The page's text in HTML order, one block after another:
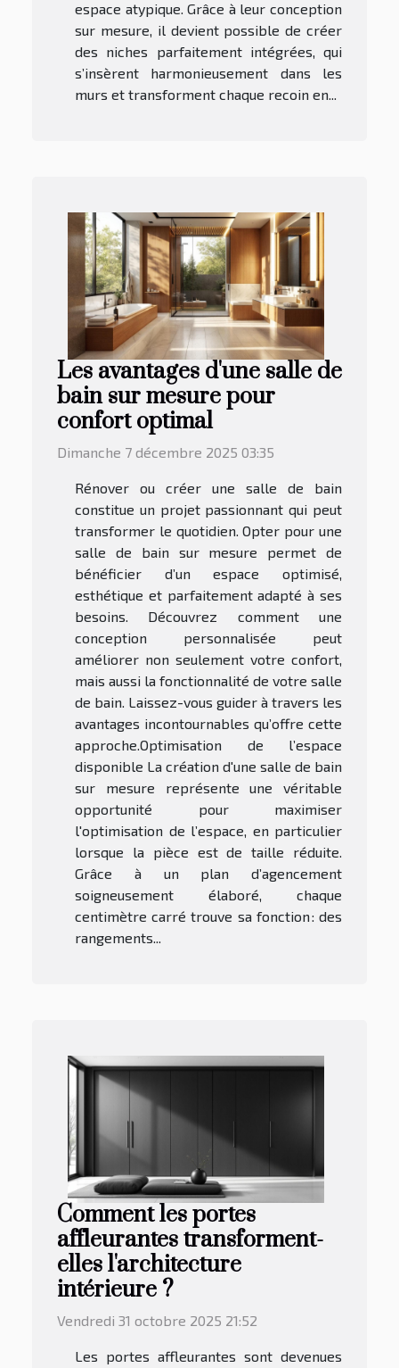
espace atypique. Grâce à leur conception
sur mesure, il devient possible de créer
des niches parfaitement intégrées, qui
s’insèrent harmonieusement dans les
murs et transforment chaque recoin en...
Les avantages d'une salle de
bain sur mesure pour
confort optimal
Dimanche 7 décembre 2025 03:35
Rénover ou créer une salle de bain
constitue un projet passionnant qui peut
transformer le quotidien. Opter pour une
salle de bain sur mesure permet de
bénéficier d’un espace optimisé,
esthétique et parfaitement adapté à ses
besoins. Découvrez comment une
conception personnalisée peut
améliorer non seulement votre confort,
mais aussi la fonctionnalité de votre salle
de bain. Laissez-vous guider à travers les
avantages incontournables qu’offre cette
approche.Optimisation de l’espace
disponible La création d'une salle de bain
sur mesure représente une véritable
opportunité pour maximiser
l'optimisation de l’espace, en particulier
lorsque la pièce est de taille réduite.
Grâce à un plan d’agencement
soigneusement élaboré, chaque
centimètre carré trouve sa fonction : des
rangements...
Comment les portes
affleurantes transforment-
elles l'architecture
intérieure ?
Vendredi 31 octobre 2025 21:52
Les portes affleurantes sont devenues